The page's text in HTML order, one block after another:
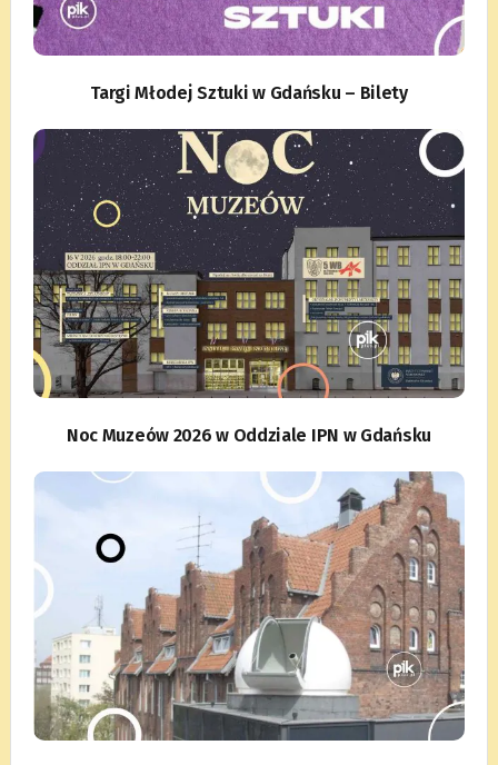
Targi Młodej Sztuki w Gdańsku – Bilety
Noc Muzeów 2026 w Oddziale IPN w Gdańsku